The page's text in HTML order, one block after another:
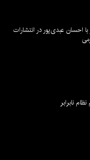
با احسان عبدی‌پور در انتشارات
نابرابر